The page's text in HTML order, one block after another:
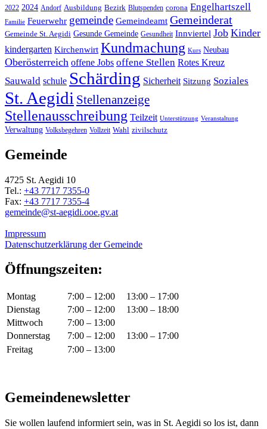
2022 2024 Andorf Ausbildung Bezirk Blutspenden corona Engelhartszell
Familie Feuerwehr gemeinde Gemeindeamt Gemeinderat
Gemeinde St. Aegidi Gesunde Gemeinde Gesundheit Innviertel Job Kinder
kindergarten Kirchenwirt Kundmachung Kurs Neubau
Oberösterreich offene Jobs offene Stellen Rotes Kreuz
Sauwald schule Schärding Sicherheit Sitzung Soziales
St. Aegidi Stellenanzeige
Stellenausschreibung Teilzeit Unterstützung Veranstaltung
Verwaltung Volksbegehren Vollzeit Wahl zivilschutz
Gemeinde
4725 St. Aegidi 10
Tel.: +43 7717 7355-0
Fax: +43 7717 7355-4
gemeinde@st-aegidi.ooe.gv.at
Impressum
Datenschutzerklärung der Gemeinde
Öffnungszeiten:
Montag 7:00 – 12:00
13:00 – 17:00
Dienstag
7:00 – 12:00
13:00 – 18:00
Mittwoch
7:00 – 13:00
Donnerstag
7:00 – 12:00
13:00 – 17:00
Freitag
7:00 – 13:00
Gemeindenewsletter
Sie wollen laufend informiert sein, was in St. Aegidi so los ist, dann